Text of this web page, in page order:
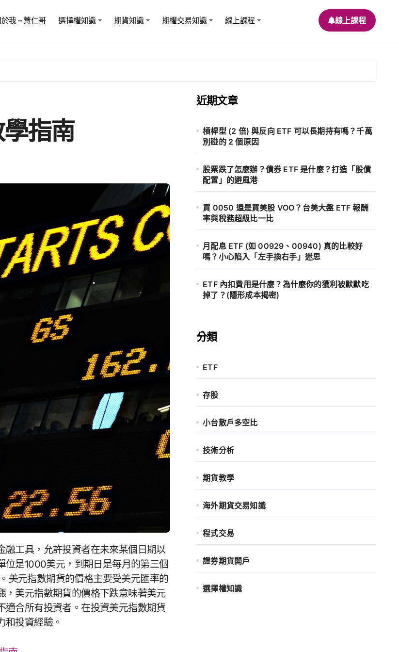
於我 – 薏仁哥 選擇權知識 期貨知識 期權交易知識 線上課程 線上課程
指南
是1000美元，到期日是每月的第三個
美元指數期貨的價格主要受美元匯率的
美元指數期貨的價格下跌意味著美元
適合所有投資者。在投資美元指數期貨
和投資經驗。
近期文章
槓桿型 (2 倍) 與反向 ETF 可以長期持有嗎？千萬
別碰的 2 個原因
股票跌了怎麼辦？債券 ETF 是什麼？打造「股債
配置」的避風港
買 0050 還是買美股 VOO？台美大盤 ETF 報酬
率與稅務超級比一比
月配息 ETF (如 00929、00940) 真的比較好
嗎？小心陷入「左手換右手」迷思
ETF 內扣費用是什麼？為什麼你的獲利被默默吃
掉了？(隱形成本揭密)
分類
ETF
存股
小台散戶多空比
技術分析
期貨教學
海外期貨交易知識
程式交易
證券期貨開戶
選擇權知識